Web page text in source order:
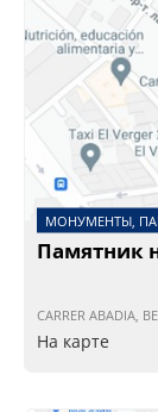
МОНУМЕНТЫ,
Памятник
CARRER ABADIA,
На карте